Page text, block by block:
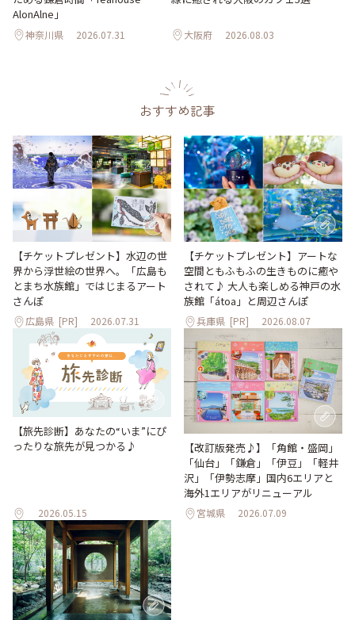
AlonAlne」
神奈川県 2026.07.31 大阪府 2026.08.03
おすすめ記事
【チケットプレゼント】水辺の世
界から浮世絵の世界へ。「広島も
とまち水族館」ではじまるアート
さんぽ
広島県 [PR] 2026.07.31
【チケットプレゼント】アートな
空間ともふもふの生きものに癒や
されて♪ 大人も楽しめる神戸の水
族館「átoa」と周辺さんぽ
兵庫県 [PR] 2026.08.07
【旅先診断】あなたの“いま”にぴ
ったりな旅先が見つかる♪
2026.05.15
【改訂版発売♪】「角館・盛岡」
「仙台」「鎌倉」「伊豆」「軽井
沢」「伊勢志摩」国内6エリアと
海外1エリアがリニューアル
宮城県 2026.07.09